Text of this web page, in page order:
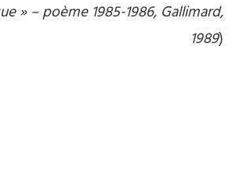
» – poème 1985-1986, Gallimard,
1989)